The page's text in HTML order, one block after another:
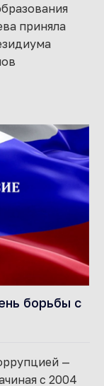
приняла
борьбы с
—
с 2004